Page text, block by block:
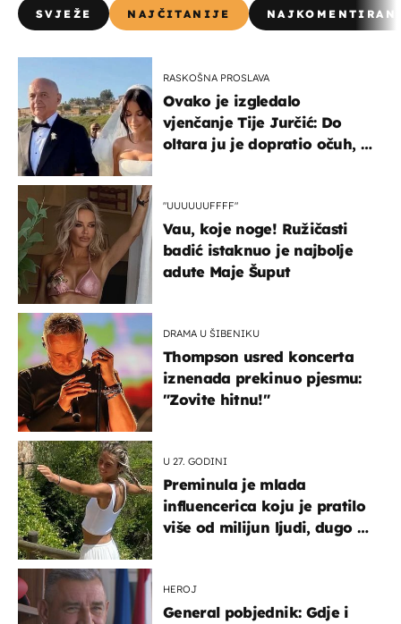
SVJEŽE NAJČITANIJE
RASKOŠNA PROSLAVA
Ovako je izgledalo
vjenčanje Tije Jurčić: Do
oltara ju je dopratio očuh, a
"UUUUUUFFFF"
Vau, koje noge! Ružičasti
badić istaknuo je najbolje
adute Maje Šuput
DRAMA U ŠIBENIKU
Thompson usred koncerta
iznenada prekinuo pjesmu:
"Zovite hitnu!"
U 27. GODINI
Preminula je mlada
influencerica koju je pratilo
više od milijun ljudi, dugo se
HEROJ
General pobjednik: Gdje i